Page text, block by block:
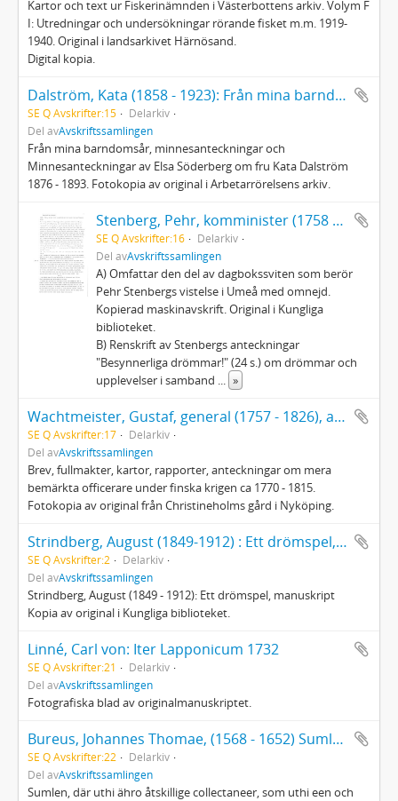
Kartor och text ur Fiskerinämnden i Västerbottens arkiv. Volym F
I: Utredningar och undersökningar rörande fisket m.m. 1919-
1940. Original i landsarkivet Härnösand.
Digital kopia.
Dalström, Kata (1858 - 1923): Från mina barndomsår
SE Q Avskrifter:15
Delarkiv
Del avAvskriftssamlingen
Från mina barndomsår, minnesanteckningar och
Minnesanteckningar av Elsa Söderberg om fru Kata Dalström
1876 - 1893. Fotokopia av original i Arbetarrörelsens arkiv.
Stenberg, Pehr, komminister (1758 - 1824): Dagböcker
SE Q Avskrifter:16
Delarkiv
Del avAvskriftssamlingen
A) Omfattar den del av dagbokssviten som berör
Pehr Stenbergs vistelse i Umeå med omnejd.
Kopierad maskinavskrift. Original i Kungliga
biblioteket.
B) Renskrift av Stenbergs anteckningar
"Besynnerliga drömmar!" (24 s.) om drömmar och
upplevelser i samband ... »
Wachtmeister, Gustaf, general (1757 - 1826), anförare för landstigningstrupperna vid expeditionen till Västerbotten
SE Q Avskrifter:17
Delarkiv
Del avAvskriftssamlingen
Brev, fullmakter, kartor, rapporter, anteckningar om mera
bemärkta officerare under finska krigen ca 1770 - 1815.
Fotokopia av original från Christineholms gård i Nyköping.
Strindberg, August (1849-1912) : Ett drömspel, manuskript
SE Q Avskrifter:2
Delarkiv
Del avAvskriftssamlingen
Strindberg, August (1849 - 1912): Ett drömspel, manuskript
Kopia av original i Kungliga biblioteket.
Linné, Carl von: Iter Lapponicum 1732
SE Q Avskrifter:21
Delarkiv
Del avAvskriftssamlingen
Fotografiska blad av originalmanuskriptet.
Bureus, Johannes Thomae, (1568 - 1652) Sumlen
SE Q Avskrifter:22
Delarkiv
Del avAvskriftssamlingen
Sumlen, där uthi ähro åtskillige collectaneer, som uthi een och